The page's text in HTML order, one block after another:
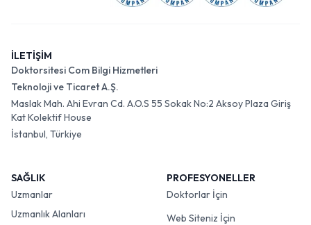
İLETİŞİM
Doktorsitesi Com Bilgi Hizmetleri
Teknoloji ve Ticaret A.Ş.
Maslak Mah. Ahi Evran Cd. A.O.S 55 Sokak No:2 Aksoy Plaza Giriş
Kat Kolektif House
İstanbul, Türkiye
SAĞLIK
Uzmanlar
Uzmanlık Alanları
PROFESYONELLER
Doktorlar İçin
Web Siteniz İçin